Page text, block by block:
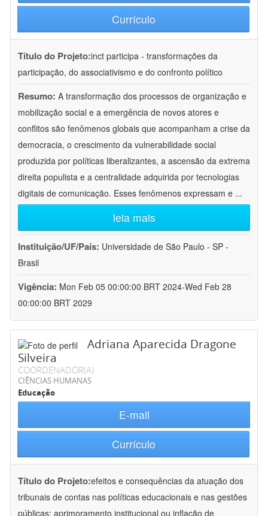
Currículo
Título do Projeto:inct participa - transformações da
participação, do associativismo e do confronto político
Resumo: A transformação dos processos de organização e
mobilização social e a emergência de novos atores e
conflitos são fenômenos globais que acompanham a crise da
democracia, o crescimento da vulnerabilidade social
produzida por políticas liberalizantes, a ascensão da extrema
direita populista e a centralidade adquirida por tecnologias
digitais de comunicação. Esses fenômenos expressam e ...
leia mais
Instituição/UF/País: Universidade de São Paulo - SP -
Brasil
Vigência: Mon Feb 05 00:00:00 BRT 2024-Wed Feb 28
00:00:00 BRT 2029
Adriana Aparecida Dragone
Silveira
COORDENADOR(A)
CIÊNCIAS HUMANAS
Educação
E-mail
Currículo
Título do Projeto:efeitos e consequências da atuação dos
tribunais de contas nas políticas educacionais e nas gestões
públicas: aprimoramento institucional ou inflação de